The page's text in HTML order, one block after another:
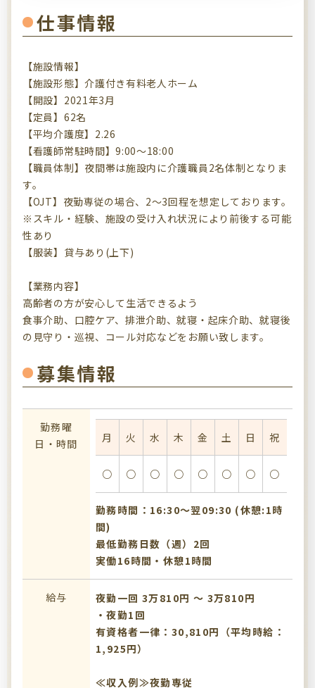
仕事情報
【施設情報】
【施設形態】介護付き有料老人ホーム
【開設】2021年3月
【定員】62名
【平均介護度】2.26
【看護師常駐時間】9:00～18:00
【職員体制】夜間帯は施設内に介護職員2名体制となりま
す。
【OJT】夜勤専従の場合、2～3回程を想定しております。
※スキル・経験、施設の受け入れ状況により前後する可能
性あり
【服装】貸与あり(上下)
【業務内容】
高齢者の方が安心して生活できるよう
食事介助、口腔ケア、排泄介助、就寝・起床介助、就寝後
の見守り・巡視、コール対応などをお願い致します。
募集情報
勤務曜
日・時間
月 火 水 木 金 土 日 祝
○ ○ ○ ○ ○ ○ ○ ○
勤務時間：16:30〜翌09:30 (休憩:1時
間)
最低勤務日数（週）2回
実働16時間・休憩1時間
給与
夜勤一回 3万810円 〜 3万810円
・夜勤1回
有資格者一律：30,810円（平均時給：
1,925円）
≪収入例≫夜勤専従